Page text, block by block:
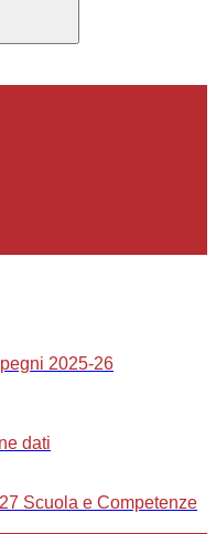
2025-26
dati
Scuola e Competenze